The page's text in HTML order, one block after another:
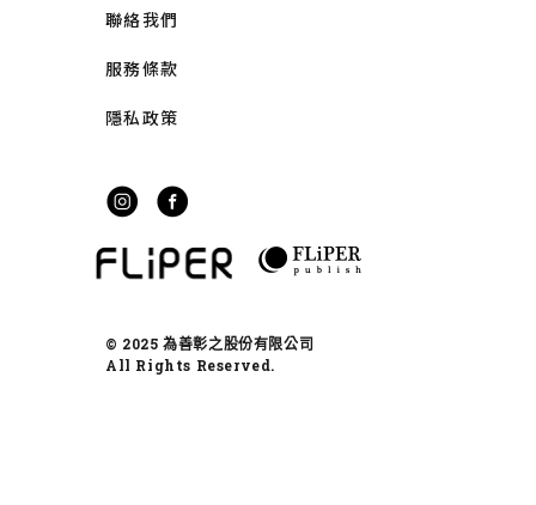
聯絡我們
服務條款
隱私政策
© 2025 為善彰之股份有限公司
All Rights Reserved.